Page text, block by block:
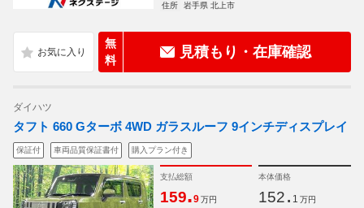
住所
岩手県 北上市
無
料
見積もり・在庫確認
ダイハツ
タフト 660 Gターボ 4WD ガラスルーフ 9インチディスプレイ
保証付 車両品質保証書付 購入プラン付き
支払総額
159.9 万円
本体価格
152. 1 万円